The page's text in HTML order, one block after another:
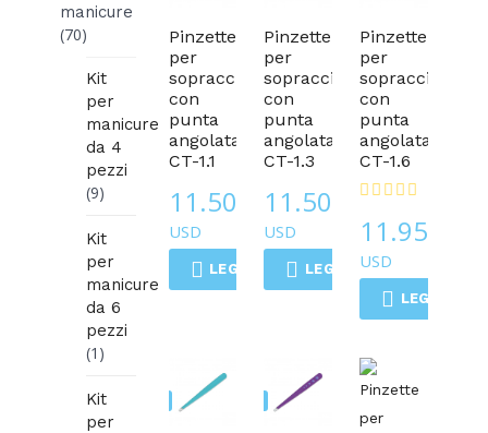
manicure
(70)
Kit
per
manicure
da 4
pezzi
(9)
Kit
per
manicure
da 6
pezzi
(1)
Kit
per
Pinzette
per
sopracciglia
con
punta
angolata
CT-1.1
11.50
USD
LEGGI DI PIÙ
Pinzette
per
sopracciglia
con
punta
angolata
CT-1.3
11.50
USD
LEGGI DI PIÙ
Pinzette
per
sopracciglia
con
punta
angolata
CT-1.6
11.95
USD
LEGGI DI
Pinzette